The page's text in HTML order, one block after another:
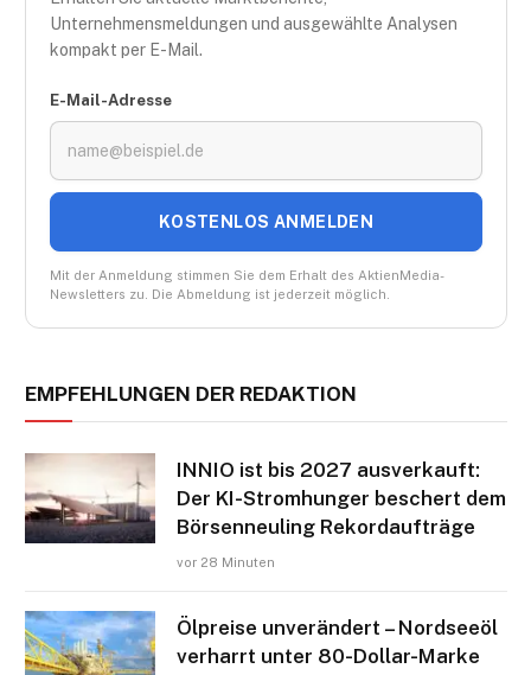
Unternehmensmeldungen und ausgewählte Analysen
kompakt per E-Mail.
E-Mail-Adresse
KOSTENLOS ANMELDEN
Mit der Anmeldung stimmen Sie dem Erhalt des AktienMedia-
Newsletters zu. Die Abmeldung ist jederzeit möglich.
EMPFEHLUNGEN DER REDAKTION
INNIO ist bis 2027 ausverkauft:
Der KI-Stromhunger beschert dem
Börsenneuling Rekordaufträge
vor 28 Minuten
Ölpreise unverändert – Nordseeöl
verharrt unter 80-Dollar-Marke